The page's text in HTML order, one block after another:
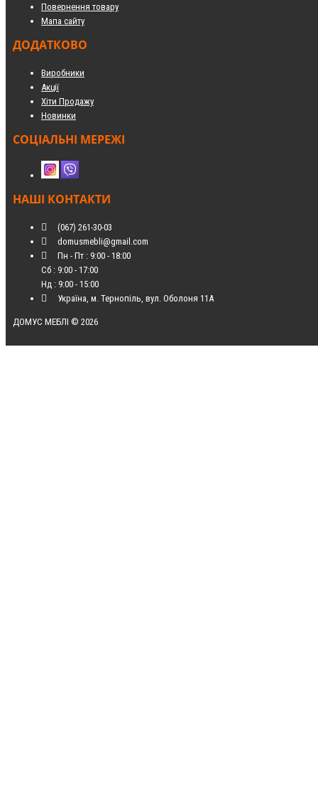
Повернення товару
Мапа сайту
ДОДАТКОВО
Виробники
Акції
Хіти Продажу
Новинки
СОЦІАЛЬНІ МЕРЕЖІ
НАШІ КОНТАКТИ
(067) 261-30-03
domusmebli@gmail.com
Пн - Пт : 9:00 - 18:00
Сб : 9:00 - 17:00
Нд : 9:00 - 15:00
Україна, м. Тернопіль, вул. Оболоня 11А
ДОМУС МЕБЛІ © 2026